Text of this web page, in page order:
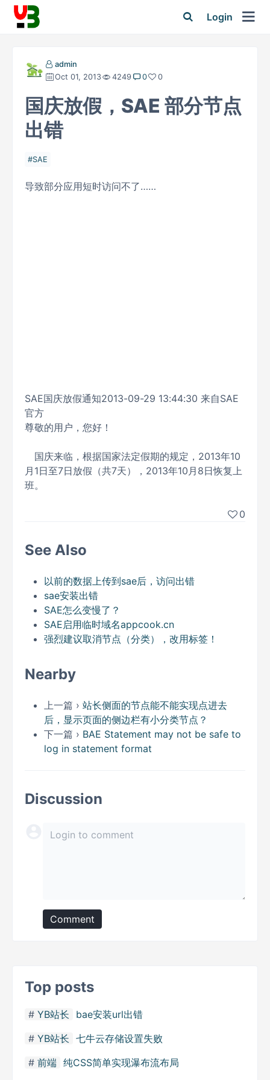
Login
admin
Oct 01, 2013
4249 0 0
国庆放假，SAE 部分节点
出错
SAE
导致部分应用短时访问不了……
SAE国庆放假通知2013-09-29 13:44:30 来自SAE
官方
尊敬的用户，您好！
国庆来临，根据国家法定假期的规定，2013年10
月1日至7日放假（共7天），2013年10月8日恢复上
班。
0
See Also
以前的数据上传到sae后，访问出错
sae安装出错
SAE怎么变慢了？
SAE启用临时域名appcook.cn
强烈建议取消节点（分类），改用标签！
Nearby
上一篇 › 站长侧面的节点能不能实现点进去
后，显示页面的侧边栏有小分类节点？
下一篇 › BAE Statement may not be safe to
log in statement format
Discussion
Comment
Top posts
YB站长
bae安装url出错
YB站长 七牛云存储设置失败
前端 纯CSS简单实现瀑布流布局